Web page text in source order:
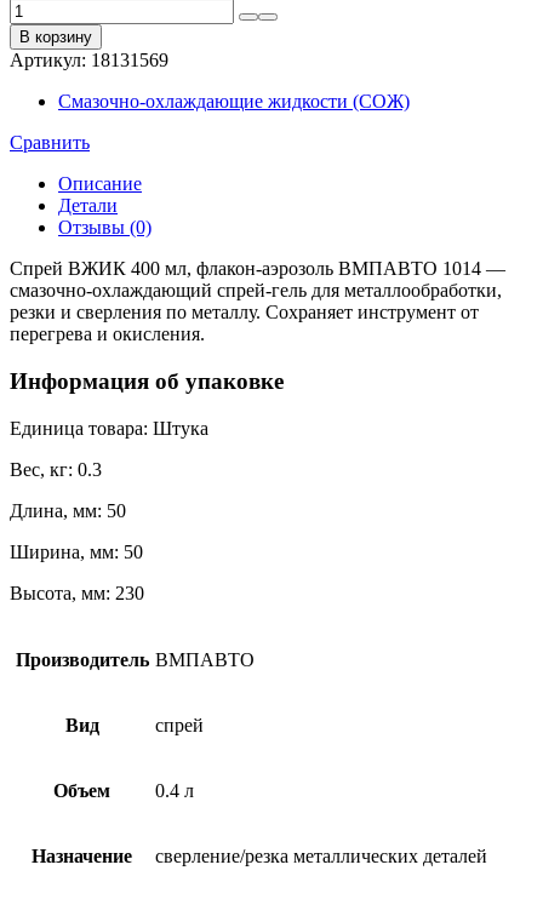
В корзину
Артикул: 18131569
Смазочно-охлаждающие жидкости (СОЖ)
Сравнить
Описание
Детали
Отзывы (0)
Спрей ВЖИК 400 мл, флакон-аэрозоль ВМПАВТО 1014 —
смазочно-охлаждающий спрей-гель для металлообработки,
резки и сверления по металлу. Сохраняет инструмент от
перегрева и окисления.
Информация об упаковке
Единица товара: Штука
Вес, кг: 0.3
Длина, мм: 50
Ширина, мм: 50
Высота, мм: 230
Производитель ВМПАВТО
Вид спрей
Объем 0.4 л
Назначение сверление/резка металлических деталей